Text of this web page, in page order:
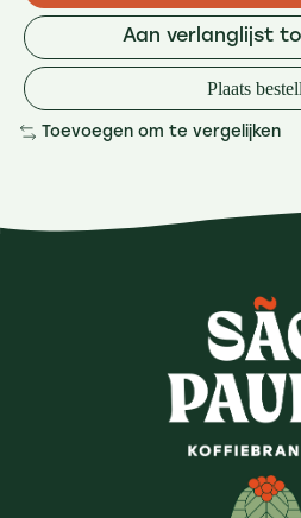
Aan verlanglijst
Plaats
Toevoegen om te vergelijken